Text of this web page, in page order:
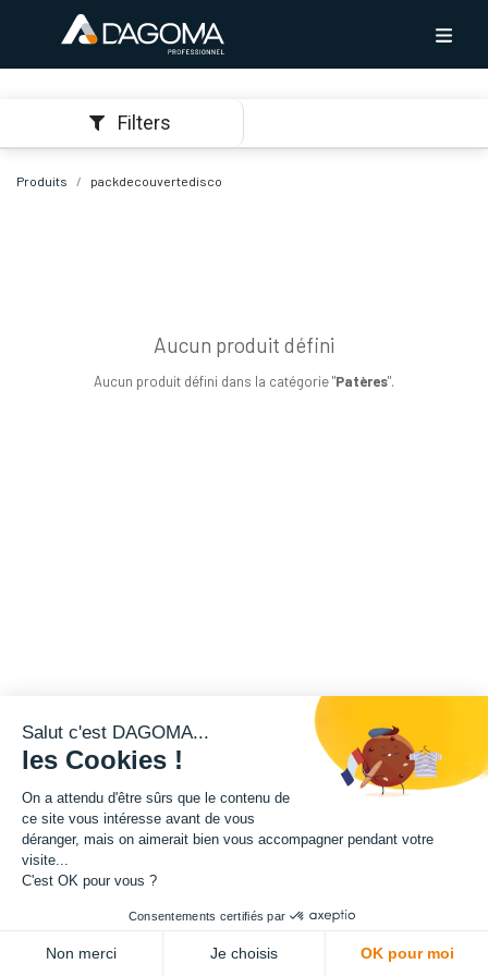
Filters
Produits packdecouvertedisco
Aucun produit défini
Aucun produit défini dans la catégorie "Patères".
Salut c'est DAGOMA...
les Cookies !
On a attendu d'être sûrs que le contenu de
ce site vous intéresse avant de vous
déranger, mais on aimerait bien vous accompagner pendant votre
visite...
C'est OK pour vous ?
Consentements certifiés par
Non merci Je choisis OK pour moi